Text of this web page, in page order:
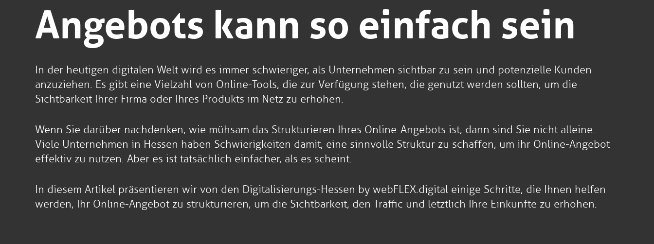
Angebots kann so einfach sein
In der heutigen digitalen Welt wird es immer schwieriger, als Unternehmen sichtbar zu sein und potenzielle Kunden
anzuziehen. Es gibt eine Vielzahl von Online-Tools, die zur Verfügung stehen, die genutzt werden sollten, um die
Sichtbarkeit Ihrer Firma oder Ihres Produkts im Netz zu erhöhen.
Wenn Sie darüber nachdenken, wie mühsam das Strukturieren Ihres Online-Angebots ist, dann sind Sie nicht alleine.
Viele Unternehmen in Hessen haben Schwierigkeiten damit, eine sinnvolle Struktur zu schaffen, um ihr Online-Angebot
effektiv zu nutzen. Aber es ist tatsächlich einfacher, als es scheint.
In diesem Artikel präsentieren wir von den Digitalisierungs-Hessen by webFLEX.digital einige Schritte, die Ihnen helfen
werden, Ihr Online-Angebot zu strukturieren, um die Sichtbarkeit, den Traffic und letztlich Ihre Einkünfte zu erhöhen.